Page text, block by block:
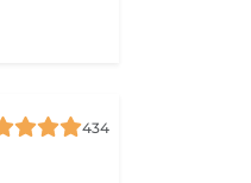
434